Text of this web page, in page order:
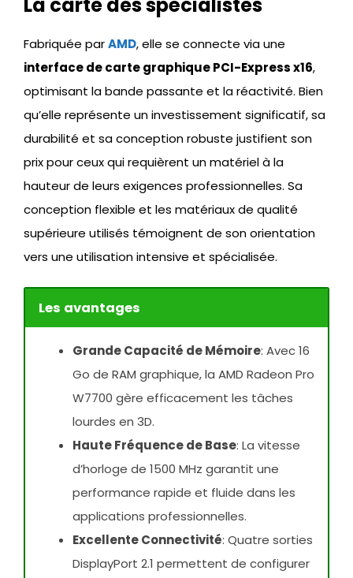
La carte des spécialistes
Fabriquée parAMD, elle se connecte via une
interface de carte graphique PCI-Express x16,
optimisant la bande passante et la réactivité. Bien
qu’elle représente un investissement significatif, sa
durabilité et sa conception robuste justifient son
prix pour ceux qui requièrent un matériel à la
hauteur de leurs exigences professionnelles. Sa
conception flexible et les matériaux de qualité
supérieure utilisés témoignent de son orientation
vers une utilisation intensive et spécialisée.
Les avantages
Grande Capacité de Mémoire: Avec 16
Go de RAM graphique, la AMD Radeon Pro
W7700 gère efficacement les tâches
lourdes en 3D.
Haute Fréquence de Base: La vitesse
d’horloge de 1500 MHz garantit une
performance rapide et fluide dans les
applications professionnelles.
Excellente Connectivité: Quatre sorties
DisplayPort 2.1 permettent de configurer